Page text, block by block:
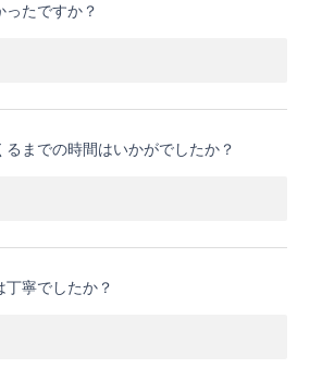
ったですか？
までの時間はいかがでしたか？
寧でしたか？